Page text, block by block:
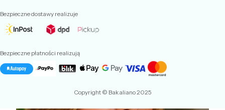
Bezpieczne dostawy realizuje
Bezpieczne płatności realizują
Copyright © Bakaliano 2025